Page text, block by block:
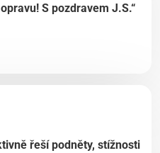
S pozdravem J.S.“
řeší podněty, stížnosti